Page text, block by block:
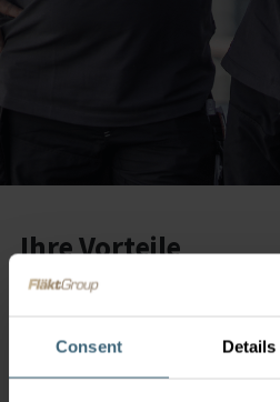
Consent Details
Ihre Vorteile
Unser Engagement für
umweltfreundliche
bietet Ihnen eine Reihe